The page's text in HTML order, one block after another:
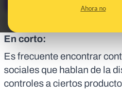
Ahora no
En corto:
Es frecuente encontrar
sociales que hablan de la
controlesa ciertos